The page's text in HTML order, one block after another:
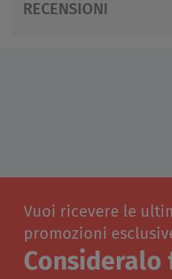
RECENSIONI
Vuoi ricevere le
promozioni
Consideralo